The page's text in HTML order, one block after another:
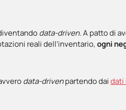
data-driven. A patto di
reali dell’inventario,ogni
data-drivenpartendo daidati